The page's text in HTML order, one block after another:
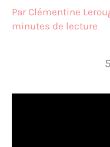
Par Clémentine
minutes de lecture